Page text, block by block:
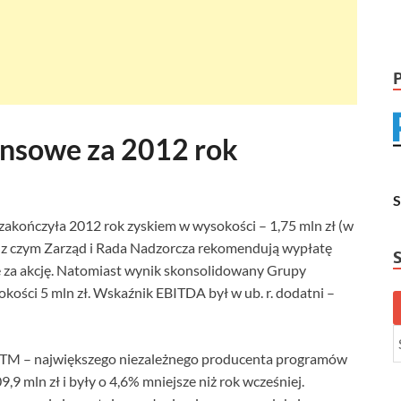
za 2012 rok
2012 rok zyskiem w wysokości – 1,75 mln zł (w
czym Zarząd i Rada Nadzorcza rekomendują wypłatę
akcję. Natomiast wynik skonsolidowany Grupy
5 mln zł. Wskaźnik EBITDA był w ub. r. dodatni –
– największego niezależnego producenta programów
mln zł i były o 4,6% mniejsze niż rok wcześniej.